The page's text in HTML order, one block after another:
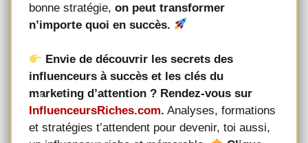
bonne stratégie, on peut transformer
n’importe quoi en succès.
Envie de découvrir les secrets des
influenceurs à succès et les clés du
marketing d’attention ? Rendez-vous sur
InfluenceursRiches.com. Analyses, formations
et stratégies t’attendent pour devenir, toi aussi,